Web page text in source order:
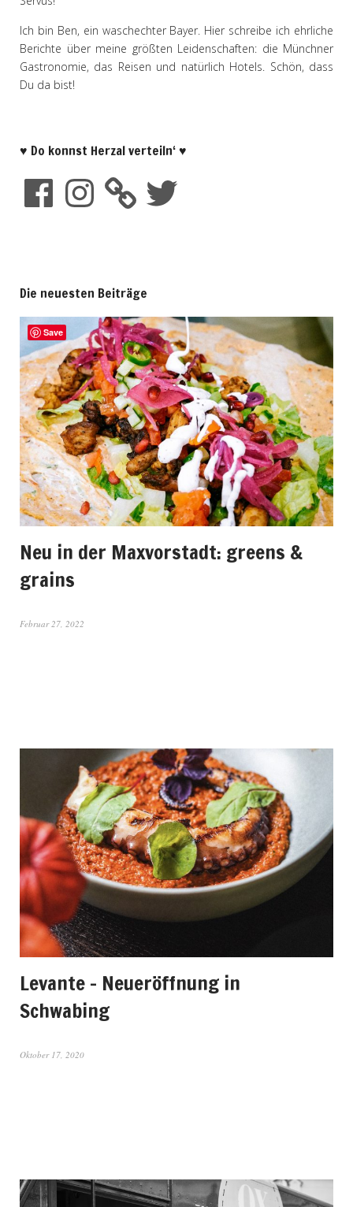
Ich bin Ben, ein waschechter Bayer. Hier schreibe ich ehrliche
Berichte über meine größten Leidenschaften: die Münchner
Gastronomie, das Reisen und natürlich Hotels. Schön, dass
Du da bist!
♥ Do konnst Herzal verteiln‘ ♥
Die neuesten Beiträge
Neu in der Maxvorstadt: greens &
grains
Februar 27, 2022
Levante – Neueröffnung in
Schwabing
Oktober 17, 2020
Save